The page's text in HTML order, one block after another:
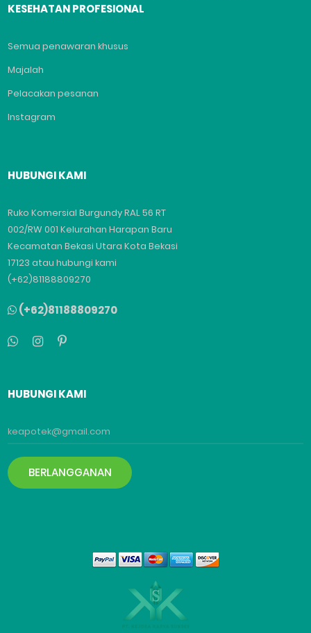
KESEHATAN PROFESIONAL
Semua penawaran khusus
Majalah
Pelacakan pesanan
Instagram
HUBUNGI KAMI
Ruko Komersial Burgundy RAL 56 RT
002/RW 001 Kelurahan Harapan Baru
Kecamatan Bekasi Utara Kota Bekasi
17123 atau hubungi kami
(+62)81188809270
(+62)81188809270
HUBUNGI KAMI
BERLANGGANAN